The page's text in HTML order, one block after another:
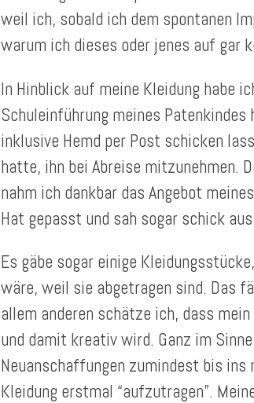
weil ich, sobald ich dem spontanen
warum ich dieses oder jenes auf gar
In Hinblick auf meine Kleidung habe
Schuleinführung meines Patenkindes
inklusive Hemd per Post schicken
hatte, ihn bei Abreise mitzunehmen.
nahm ich dankbar das Angebot
Hat gepasst und sah sogar schick aus.
Es gäbe sogar einige
wäre, weil sie abgetragen sind. Das
allem anderen schätze ich, dass
und damit kreativ wird. Ganz im
Neuanschaffungen zumindest bis ins
Kleidung erstmal “aufzutragen”.